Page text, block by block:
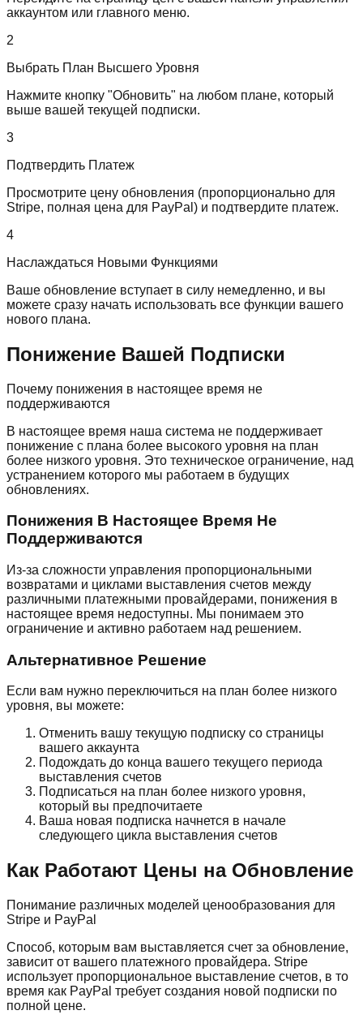
аккаунтом или главного меню.
2
Выбрать План Высшего Уровня
Нажмите кнопку "Обновить" на любом плане, который
выше вашей текущей подписки.
3
Подтвердить Платеж
Просмотрите цену обновления (пропорционально для
Stripe, полная цена для PayPal) и подтвердите платеж.
4
Наслаждаться Новыми Функциями
Ваше обновление вступает в силу немедленно, и вы
можете сразу начать использовать все функции вашего
нового плана.
Понижение Вашей Подписки
Почему понижения в настоящее время не
поддерживаются
В настоящее время наша система не поддерживает
понижение с плана более высокого уровня на план
более низкого уровня. Это техническое ограничение, над
устранением которого мы работаем в будущих
обновлениях.
Понижения В Настоящее Время Не
Поддерживаются
Из-за сложности управления пропорциональными
возвратами и циклами выставления счетов между
различными платежными провайдерами, понижения в
настоящее время недоступны. Мы понимаем это
ограничение и активно работаем над решением.
Альтернативное Решение
Если вам нужно переключиться на план более низкого
уровня, вы можете:
Отменить вашу текущую подписку со страницы
вашего аккаунта
Подождать до конца вашего текущего периода
выставления счетов
Подписаться на план более низкого уровня,
который вы предпочитаете
Ваша новая подписка начнется в начале
следующего цикла выставления счетов
Как Работают Цены на Обновление
Понимание различных моделей ценообразования для
Stripe и PayPal
Способ, которым вам выставляется счет за обновление,
зависит от вашего платежного провайдера. Stripe
использует пропорциональное выставление счетов, в то
время как PayPal требует создания новой подписки по
полной цене.